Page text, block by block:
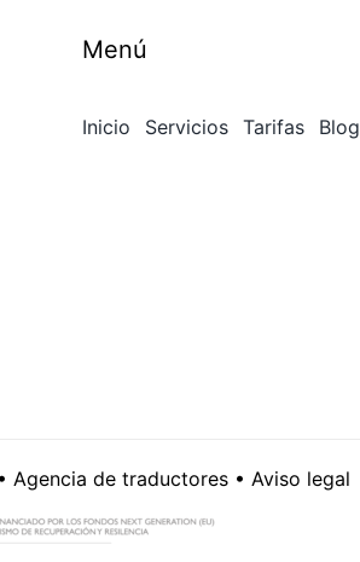
Menú
Inicio Servicios Tarifas Blog
Agencia de traductores • Aviso legal